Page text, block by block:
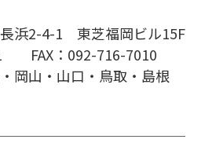
浜2-4-1 東芝福岡ビル15F
FAX：092-716-7010
岡山・山口・鳥取・島根